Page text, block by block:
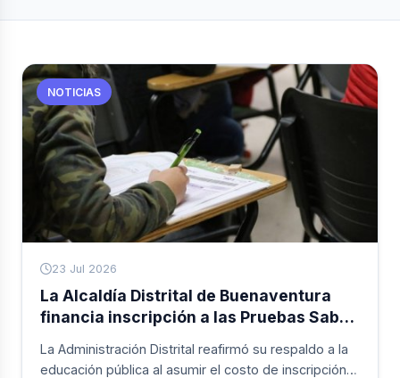
NOTICIAS
23 Jul 2026
La Alcaldía Distrital de Buenaventura
financia inscripción a las Pruebas Saber
La Administración Distrital reafirmó su respaldo a la
educación pública al asumir el costo de inscripción